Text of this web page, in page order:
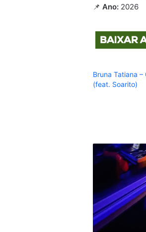
📌 Ano: 2026
Bruna Tatiana –
(feat. Soarito)
EMMVR